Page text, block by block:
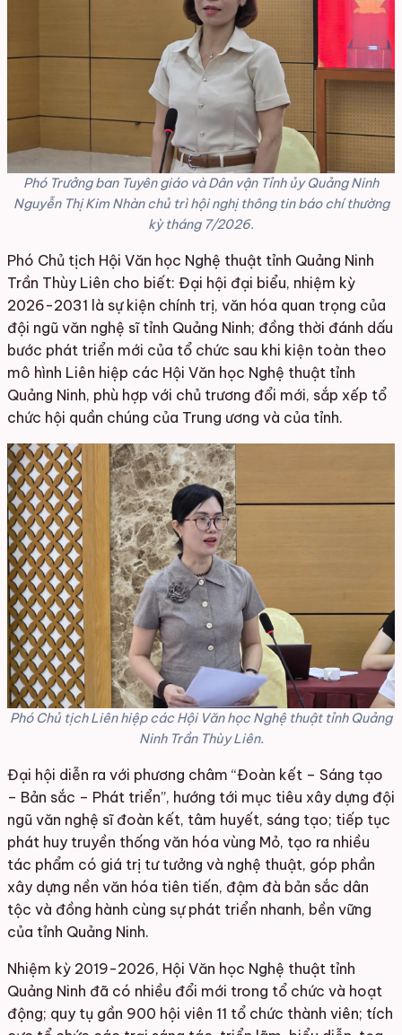
Phó Trưởng ban Tuyên giáo và Dân vận Tỉnh ủy Quảng Ninh
Nguyễn Thị Kim Nhàn chủ trì hội nghị thông tin báo chí thường
kỳ tháng 7/2026.
Phó Chủ tịch Hội Văn học Nghệ thuật tỉnh Quảng Ninh
Trần Thùy Liên cho biết: Đại hội đại biểu, nhiệm kỳ
2026-2031 là sự kiện chính trị, văn hóa quan trọng của
đội ngũ văn nghệ sĩ tỉnh Quảng Ninh; đồng thời đánh dấu
bước phát triển mới của tổ chức sau khi kiện toàn theo
mô hình Liên hiệp các Hội Văn học Nghệ thuật tỉnh
Quảng Ninh, phù hợp với chủ trương đổi mới, sắp xếp tổ
chức hội quần chúng của Trung ương và của tỉnh.
Phó Chủ tịch Liên hiệp các Hội Văn học Nghệ thuật tỉnh Quảng
Ninh Trần Thùy Liên.
Đại hội diễn ra với phương châm “Đoàn kết – Sáng tạo
– Bản sắc – Phát triển”, hướng tới mục tiêu xây dựng đội
ngũ văn nghệ sĩ đoàn kết, tâm huyết, sáng tạo; tiếp tục
phát huy truyền thống văn hóa vùng Mỏ, tạo ra nhiều
tác phẩm có giá trị tư tưởng và nghệ thuật, góp phần
xây dựng nền văn hóa tiên tiến, đậm đà bản sắc dân
tộc và đồng hành cùng sự phát triển nhanh, bền vững
của tỉnh Quảng Ninh.
Nhiệm kỳ 2019-2026, Hội Văn học Nghệ thuật tỉnh
Quảng Ninh đã có nhiều đổi mới trong tổ chức và hoạt
động; quy tụ gần 900 hội viên 11 tổ chức thành viên; tích